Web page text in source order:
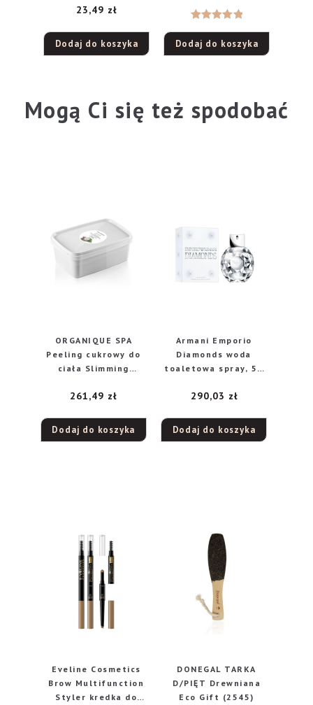
23,49 zł
Dodaj do koszyka
5.00na 5
Dodaj do koszyka
Mogą Ci się też spodobać
ORGANIQUE SPA
Peeling cukrowy do
ciała Slimming
1kg
261,49 zł
Dodaj do koszyka
Armani Emporio
Diamonds woda
toaletowa spray, 50
290,03 zł
Dodaj do koszyka
Eveline Cosmetics
Brow Multifunction
Styler kredka do
DONEGAL TARKA
D/PIĘT Drewniana
Eco Gift (2545)